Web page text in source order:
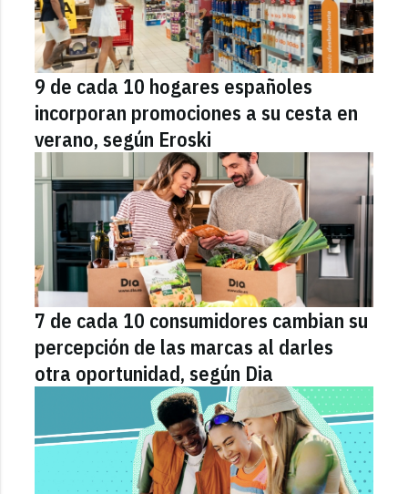
9 de cada 10 hogares españoles
incorporan promociones a su cesta en
verano, según Eroski
7 de cada 10 consumidores cambian su
percepción de las marcas al darles
otra oportunidad, según Dia